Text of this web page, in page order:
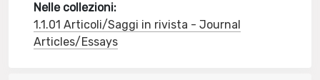
Nelle collezioni:
1.1.01 Articoli/Saggi in rivista - Journal
Articles/Essays